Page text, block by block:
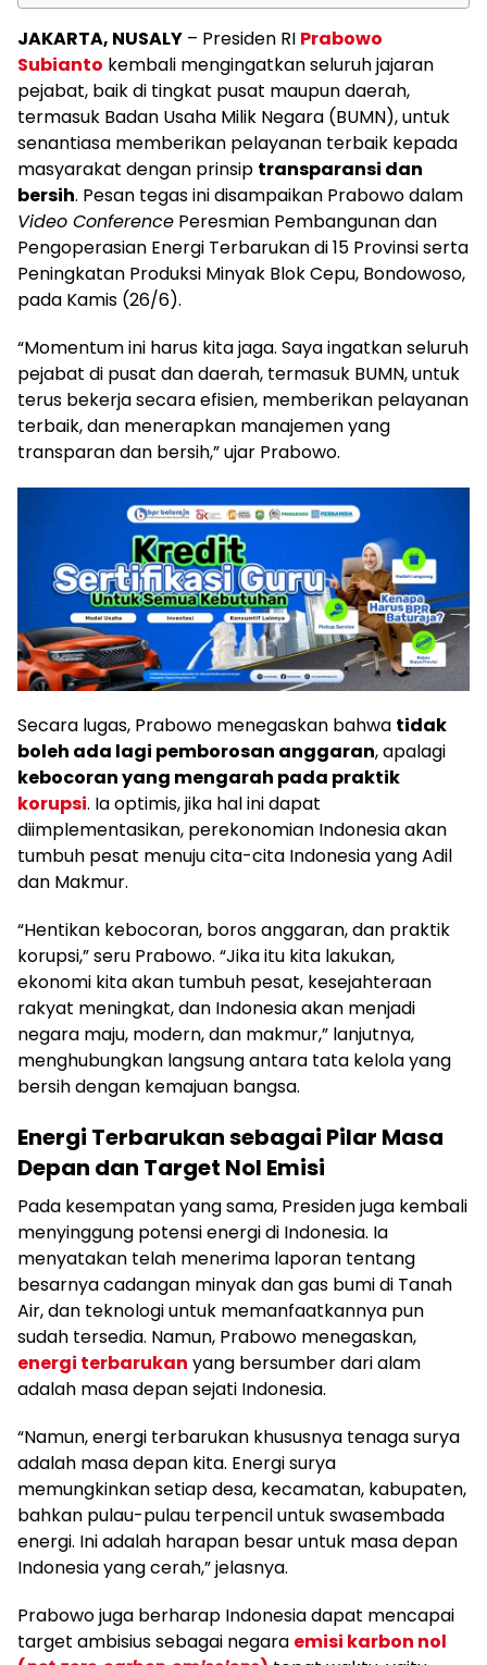
JAKARTA, NUSALY – Presiden RI Prabowo
Subianto kembali mengingatkan seluruh jajaran
pejabat, baik di tingkat pusat maupun daerah,
termasuk Badan Usaha Milik Negara (BUMN), untuk
senantiasa memberikan pelayanan terbaik kepada
masyarakat dengan prinsip transparansi dan
bersih. Pesan tegas ini disampaikan Prabowo dalam
Video Conference Peresmian Pembangunan dan
Pengoperasian Energi Terbarukan di 15 Provinsi serta
Peningkatan Produksi Minyak Blok Cepu, Bondowoso,
pada Kamis (26/6).
“Momentum ini harus kita jaga. Saya ingatkan seluruh
pejabat di pusat dan daerah, termasuk BUMN, untuk
terus bekerja secara efisien, memberikan pelayanan
terbaik, dan menerapkan manajemen yang
transparan dan bersih,” ujar Prabowo.
Secara lugas, Prabowo menegaskan bahwa tidak
boleh ada lagi pemborosan anggaran, apalagi
kebocoran yang mengarah pada praktik
korupsi. Ia optimis, jika hal ini dapat
diimplementasikan, perekonomian Indonesia akan
tumbuh pesat menuju cita-cita Indonesia yang Adil
dan Makmur.
“Hentikan kebocoran, boros anggaran, dan praktik
korupsi,” seru Prabowo. “Jika itu kita lakukan,
ekonomi kita akan tumbuh pesat, kesejahteraan
rakyat meningkat, dan Indonesia akan menjadi
negara maju, modern, dan makmur,” lanjutnya,
menghubungkan langsung antara tata kelola yang
bersih dengan kemajuan bangsa.
Energi Terbarukan sebagai Pilar Masa
Depan dan Target Nol Emisi
Pada kesempatan yang sama, Presiden juga kembali
menyinggung potensi energi di Indonesia. Ia
menyatakan telah menerima laporan tentang
besarnya cadangan minyak dan gas bumi di Tanah
Air, dan teknologi untuk memanfaatkannya pun
sudah tersedia. Namun, Prabowo menegaskan,
energi terbarukan yang bersumber dari alam
adalah masa depan sejati Indonesia.
“Namun, energi terbarukan khususnya tenaga surya
adalah masa depan kita. Energi surya
memungkinkan setiap desa, kecamatan, kabupaten,
bahkan pulau-pulau terpencil untuk swasembada
energi. Ini adalah harapan besar untuk masa depan
Indonesia yang cerah,” jelasnya.
Prabowo juga berharap Indonesia dapat mencapai
target ambisius sebagai negara emisi karbon nol